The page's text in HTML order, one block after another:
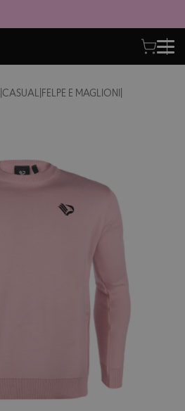
CASUAL FELPE E MAGLIONI